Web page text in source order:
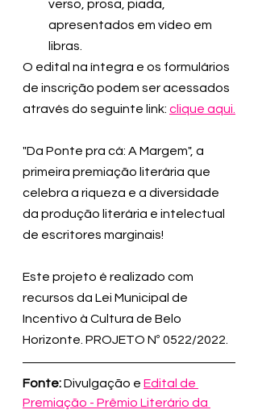
verso, prosa, piada,
apresentados em vídeo em
libras.
O edital na íntegra e os formulários
de inscrição podem ser acessados
através do seguinte link: clique aqui.
"Da Ponte pra cá: A Margem", a
primeira premiação literária que
celebra a riqueza e a diversidade
da produção literária e intelectual
de escritores marginais!
Este projeto é realizado com
recursos da Lei Municipal de
Incentivo à Cultura de Belo
Horizonte. PROJETO Nº 0522/2022.
Fonte: Divulgação e Edital de
Premiação - Prêmio Literário da